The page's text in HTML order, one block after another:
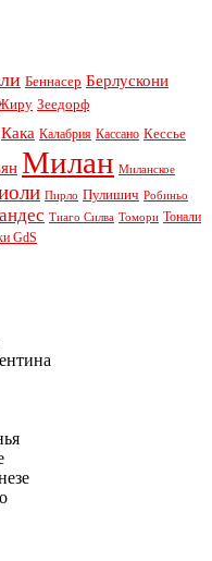
Беннасер Берлускони
Зеедорф
Кака Калабрия Кассано Кессье
Милан Миланское
Пирло Пулишич Робиньо
Тиаго Силва Томори Тонали
GdS